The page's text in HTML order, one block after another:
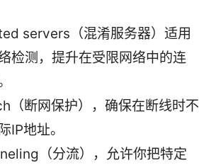
servers（混淆服务器）适用
检测，提升在受限网络中的连
（断网保护），确保在断线时不
IP地址。
（分流），允许你把特定